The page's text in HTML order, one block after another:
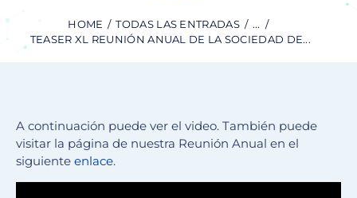
HOME TODAS LAS ENTRADAS
...
TEASER XL REUNIÓN ANUAL DE LA SOCIEDAD DE...
A continuación puede ver el video. También puede
visitar la página de nuestra Reunión Anual en el
siguiente enlace.